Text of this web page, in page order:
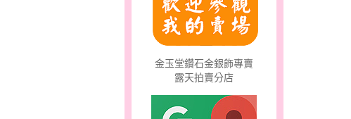
天真Rody～金銀鋼套鍊
金玉堂鑽石金銀飾專賣
露天拍賣分店